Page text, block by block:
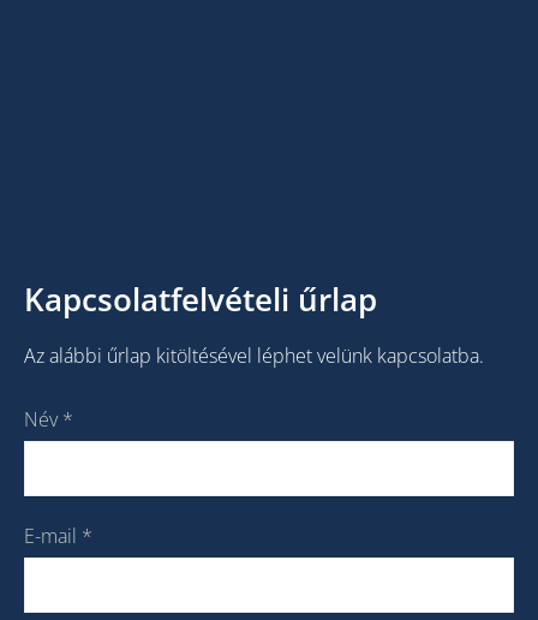
Kapcsolatfelvételi űrlap
Az alábbi űrlap kitöltésével léphet velünk kapcsolatba.
Név*
E-mail *